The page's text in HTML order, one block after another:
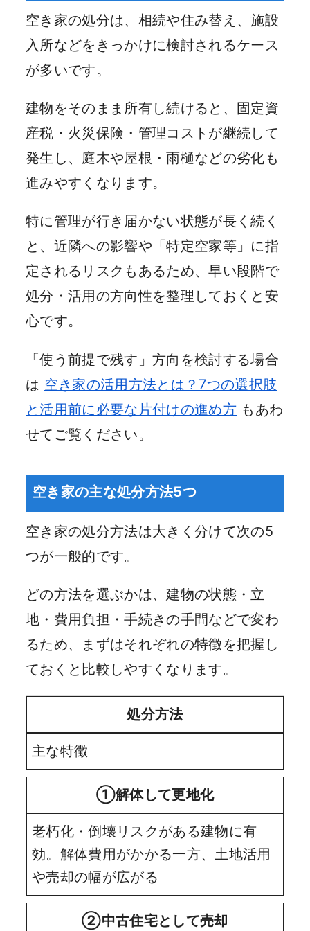
空き家の処分は、相続や住み替え、施設
入所などをきっかけに検討されるケース
が多いです。
建物をそのまま所有し続けると、固定資
産税・火災保険・管理コストが継続して
発生し、庭木や屋根・雨樋などの劣化も
進みやすくなります。
特に管理が行き届かない状態が長く続く
と、近隣への影響や「特定空家等」に指
定されるリスクもあるため、早い段階で
処分・活用の方向性を整理しておくと安
心です。
「使う前提で残す」方向を検討する場合
は 空き家の活用方法とは？7つの選択肢
と活用前に必要な片付けの進め方 もあわ
せてご覧ください。
空き家の主な処分方法5つ
空き家の処分方法は大きく分けて次の5
つが一般的です。
どの方法を選ぶかは、建物の状態・立
地・費用負担・手続きの手間などで変わ
るため、まずはそれぞれの特徴を把握し
ておくと比較しやすくなります。
処分方法
主な特徴
①解体して更地化
老朽化・倒壊リスクがある建物に有
効。解体費用がかかる一方、土地活用
や売却の幅が広がる
②中古住宅として売却